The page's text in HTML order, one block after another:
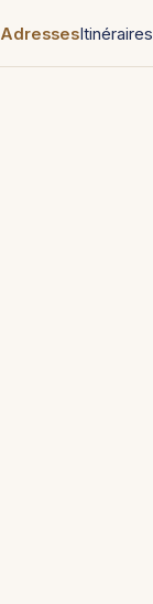
AdressesItinéraires